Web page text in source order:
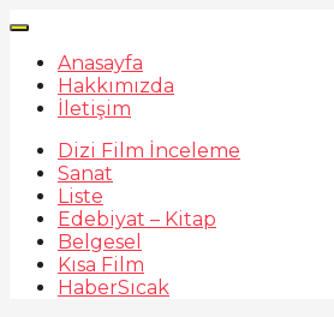
Anasayfa
Hakkımızda
İletişim
Dizi Film İnceleme
Sanat
Liste
Edebiyat – Kitap
Belgesel
Kısa Film
HaberSıcak